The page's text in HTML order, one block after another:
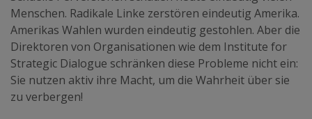
Menschen. Radikale Linke zerstören eindeutig Amerika.
Amerikas Wahlen wurden eindeutig gestohlen. Aber die
Direktoren von Organisationen wie dem Institute for
Strategic Dialogue schränken diese Probleme nicht ein:
Sie nutzen aktiv ihre Macht, um die Wahrheit über sie
zu verbergen!